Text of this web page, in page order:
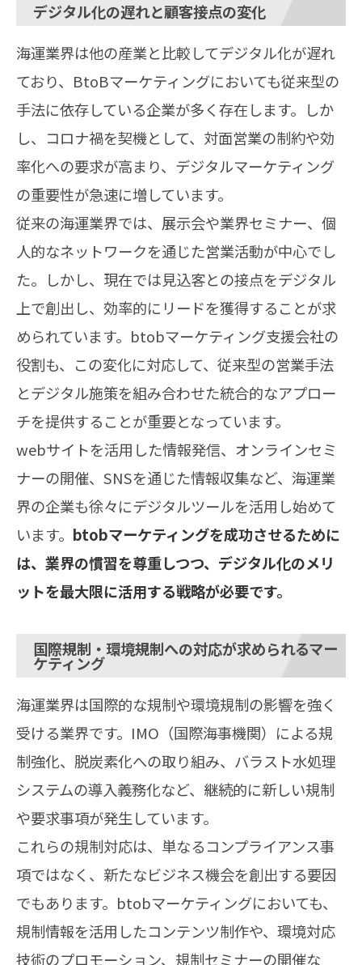
デジタル化の遅れと顧客接点の変化
海運業界は他の産業と比較してデジタル化が遅れ
ており、BtoBマーケティングにおいても従来型の
手法に依存している企業が多く存在します。しか
し、コロナ禍を契機として、対面営業の制約や効
率化への要求が高まり、デジタルマーケティング
の重要性が急速に増しています。
従来の海運業界では、展示会や業界セミナー、個
人的なネットワークを通じた営業活動が中心でし
た。しかし、現在では見込客との接点をデジタル
上で創出し、効率的にリードを獲得することが求
められています。btobマーケティング支援会社の
役割も、この変化に対応して、従来型の営業手法
とデジタル施策を組み合わせた統合的なアプロー
チを提供することが重要となっています。
webサイトを活用した情報発信、オンラインセミ
ナーの開催、SNSを通じた情報収集など、海運業
界の企業も徐々にデジタルツールを活用し始めて
います。 btobマーケティングを成功させるために
は、業界の慣習を尊重しつつ、デジタル化のメリ
ットを最大限に活用する戦略が必要です。
国際規制・環境規制への対応が求められるマー
ケティング
海運業界は国際的な規制や環境規制の影響を強く
受ける業界です。IMO（国際海事機関）による規
制強化、脱炭素化への取り組み、バラスト水処理
システムの導入義務化など、継続的に新しい規制
や要求事項が発生しています。
これらの規制対応は、単なるコンプライアンス事
項ではなく、新たなビジネス機会を創出する要因
でもあります。btobマーケティングにおいても、
規制情報を活用したコンテンツ制作や、環境対応
技術のプロモーション、規制セミナーの開催な